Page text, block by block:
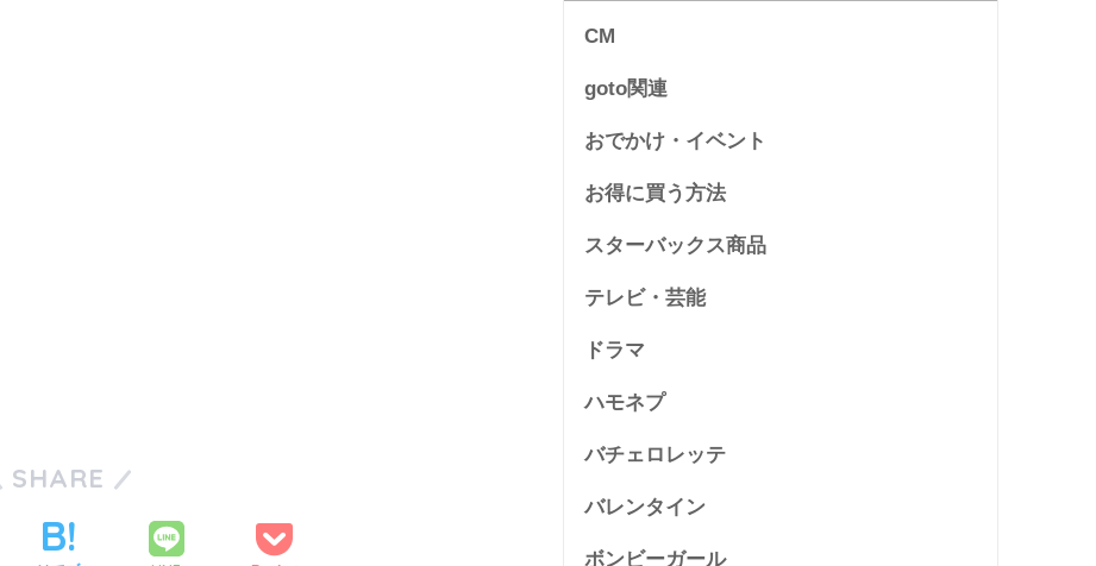
SHARE
CM
goto関連
おでかけ・イベント
お得に買う方法
スターバックス商品
テレビ・芸能
ドラマ
ハモネプ
バチェロレッテ
バレンタイン
ボンビーガール